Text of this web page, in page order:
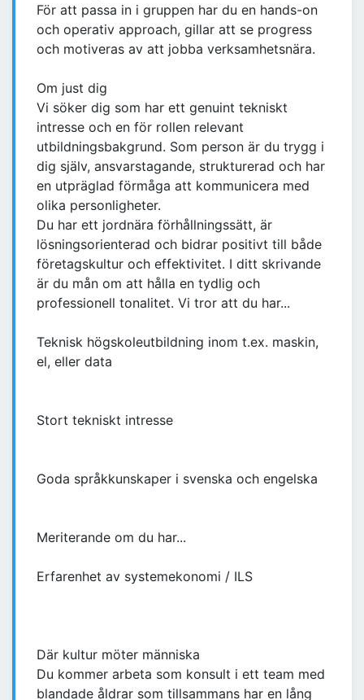
För att passa in i gruppen har du en hands-on
och operativ approach, gillar att se progress
och motiveras av att jobba verksamhetsnära.
Om just dig
Vi söker dig som har ett genuint tekniskt
intresse och en för rollen relevant
utbildningsbakgrund. Som person är du trygg i
dig själv, ansvarstagande, strukturerad och har
en utpräglad förmåga att kommunicera med
olika personligheter.
Du har ett jordnära förhållningssätt, är
lösningsorienterad och bidrar positivt till både
företagskultur och effektivitet. I ditt skrivande
är du mån om att hålla en tydlig och
professionell tonalitet. Vi tror att du har...
Teknisk högskoleutbildning inom t.ex. maskin,
el, eller data
Stort tekniskt intresse
Goda språkkunskaper i svenska och engelska
Meriterande om du har...
Erfarenhet av systemekonomi / ILS
Där kultur möter människa
Du kommer arbeta som konsult i ett team med
blandade åldrar som tillsammans har en lång